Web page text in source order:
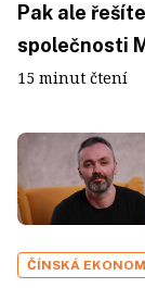
Pak ale
společnosti
15 minut čtení
ČÍNSKÁ